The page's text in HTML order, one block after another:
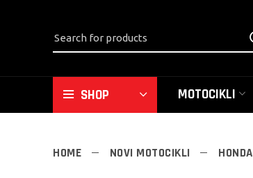
SHOP MOTOCIKLI
HOME NOVI MOTOCIKLI HONDA